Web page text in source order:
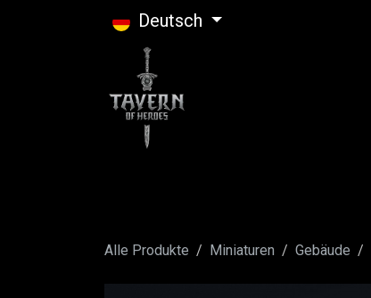
Deutsch
Alle Produkte Miniaturen Gebäude